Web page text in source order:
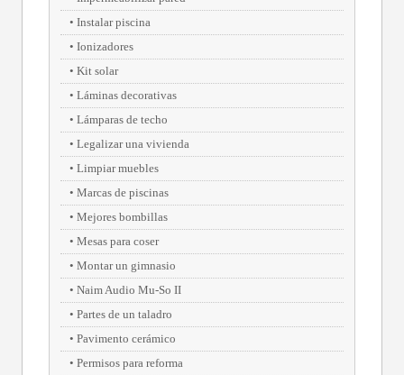
Instalar piscina
Ionizadores
Kit solar
Láminas decorativas
Lámparas de techo
Legalizar una vivienda
Limpiar muebles
Marcas de piscinas
Mejores bombillas
Mesas para coser
Montar un gimnasio
Naim Audio Mu-So II
Partes de un taladro
Pavimento cerámico
Permisos para reforma